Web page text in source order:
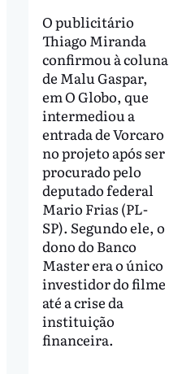
O publicitário
Thiago Miranda
confirmou à coluna
de Malu Gaspar,
em O Globo, que
intermediou a
entrada de Vorcaro
no projeto após ser
procurado pelo
deputado federal
Mario Frias (PL-
SP). Segundo ele, o
dono do Banco
Master era o único
investidor do filme
até a crise da
instituição
financeira.